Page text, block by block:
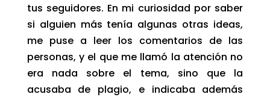
tus seguidores. En mi curiosidad por saber
si alguien más tenía algunas otras ideas,
me puse a leer los comentarios de las
personas, y el que me llamó la atención no
era nada sobre el tema, sino que la
acusaba de plagio, e indicaba además